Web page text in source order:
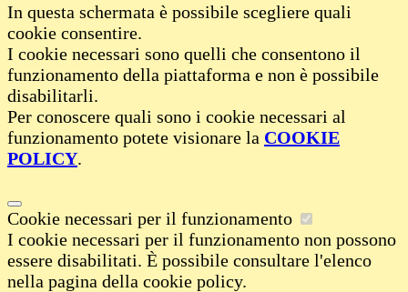
In questa schermata è possibile scegliere quali
cookie consentire.
I cookie necessari sono quelli che consentono il
funzionamento della piattaforma e non è possibile
disabilitarli.
Per conoscere quali sono i cookie necessari al
funzionamento potete visionare la COOKIE
POLICY.
Cookie necessari per il funzionamento
I cookie necessari per il funzionamento non possono
essere disabilitati. È possibile consultare l'elenco
nella pagina della cookie policy.